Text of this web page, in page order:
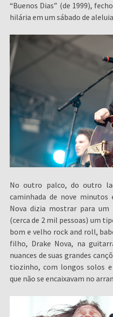
“Buenos Dias” (de 1999),
hilária em um sábado de
No outro palco, do outro
caminhada de nove
Nova dizia mostrar para
(cerca de 2 mil pessoas) um
bom e velho rock and roll,
filho, Drake Nova, na
nuances de suas grandes
tiozinho, com longos solos
que não se encaixavam no